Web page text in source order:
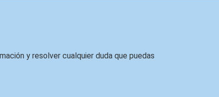
y resolver cualquier duda que puedas